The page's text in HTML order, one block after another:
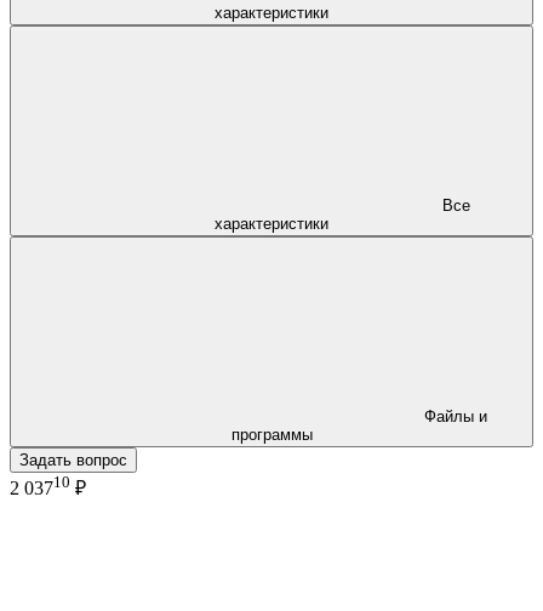
характеристики
характеристики
программы
Задать вопрос
2 03710 ₽